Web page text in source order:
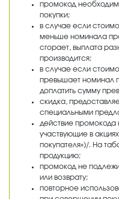
О компании
Новости
Адреса магазинов
Поставщикам
Реклама у нас
промокод
покупки;
в случае если
меньше номинала
сгорает, выплата
производится;
в случае если
превышает номинал
доплатить сумму
скидка,
специальными
действие промокода
участвующие в
покупателя»)/. На
продукцию;
промокод не
или возврату;
повторное